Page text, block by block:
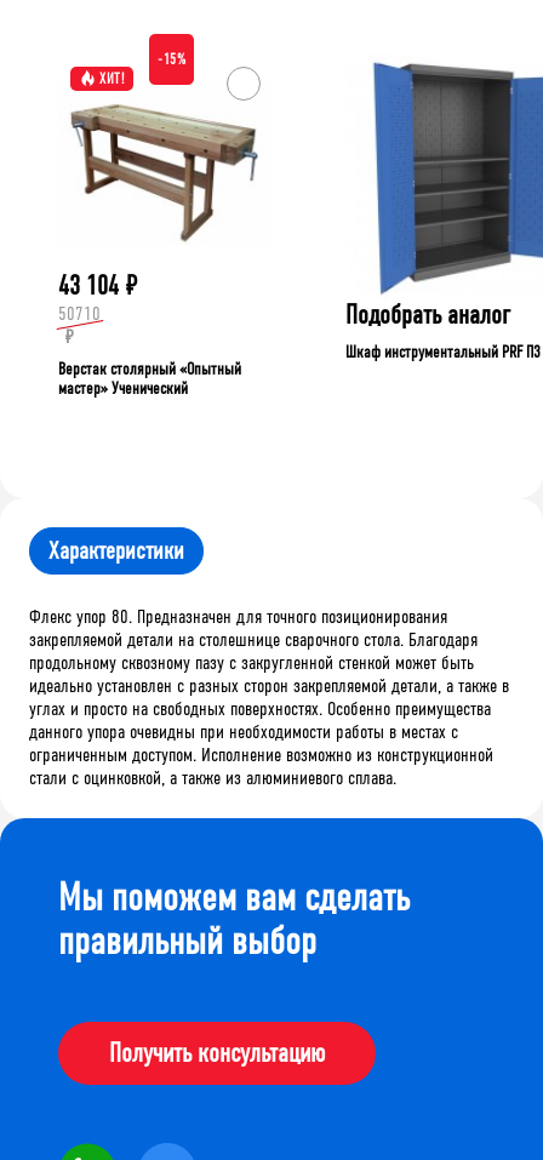
ХИТ!
-15%
43 104 ₽
50710
₽
Верстак столярный «Опытный
мастер» Ученический
Подобрать аналог
Шкаф инструментальный PRF П3
Характеристики
Флекс упор 80. Предназначен для точного позиционирования
закрепляемой детали на столешнице сварочного стола. Благодаря
продольному сквозному пазу с закругленной стенкой может быть
идеально установлен с разных сторон закрепляемой детали, а также в
углах и просто на свободных поверхностях. Особенно преимущества
данного упора очевидны при необходимости работы в местах с
ограниченным доступом. Исполнение возможно из конструкционной
стали с оцинковкой, а также из алюминиевого сплава.
Мы поможем вам сделать
правильный выбор
Получить консультацию